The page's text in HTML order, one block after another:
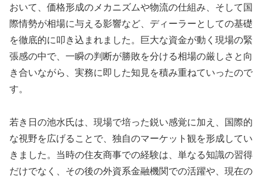
おいて、価格形成のメカニズムや物流の仕組み、そして国
際情勢が相場に与える影響など、ディーラーとしての基礎
を徹底的に叩き込まれました。巨大な資金が動く現場の緊
張感の中で、一瞬の判断が勝敗を分ける相場の厳しさと向
き合いながら、実務に即した知見を積み重ねていったので
す。
若き日の池水氏は、現場で培った鋭い感覚に加え、国際的
な視野を広げることで、独自のマーケット観を形成してい
きました。当時の住友商事での経験は、単なる知識の習得
だけでなく、その後の外資系金融機関での活躍や、現在の